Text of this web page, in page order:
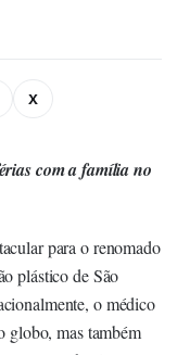
X
com a família no
para o renomado
plástico de São
o médico
globo, mas também